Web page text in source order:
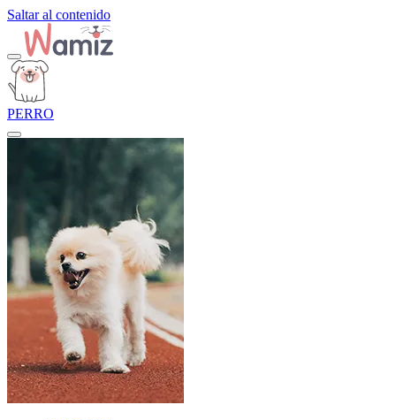
Saltar al contenido
PERRO